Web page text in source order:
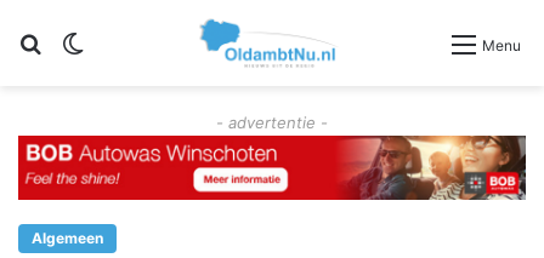
Zoeken Menu
- advertentie -
Algemeen